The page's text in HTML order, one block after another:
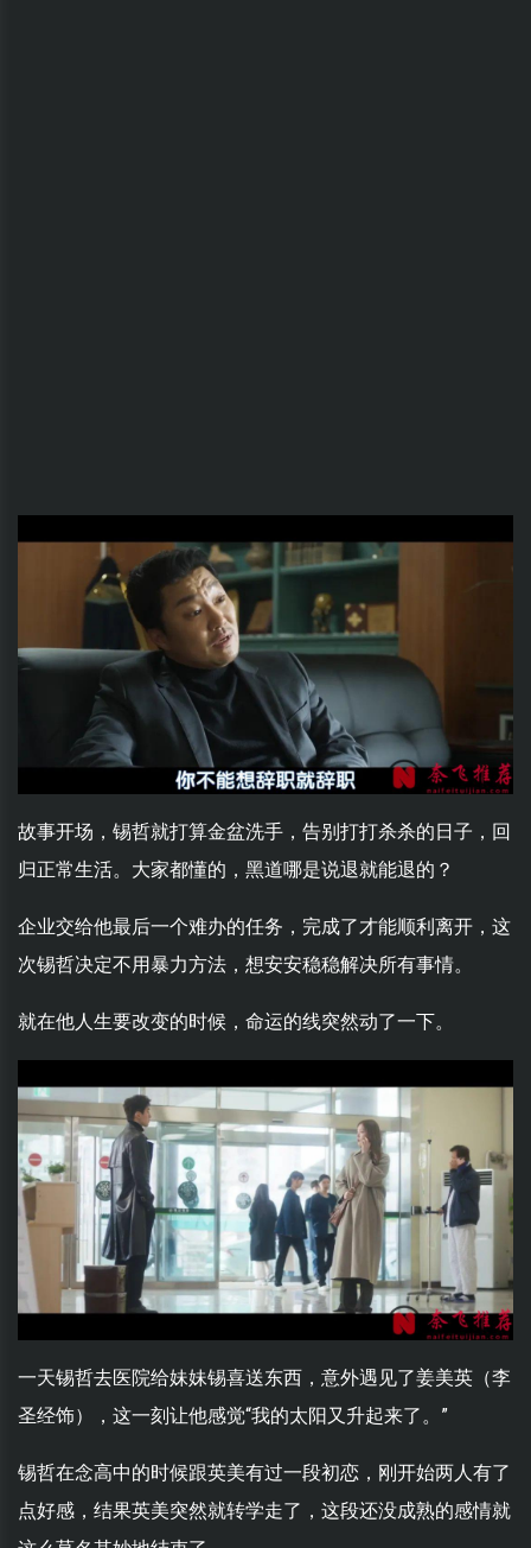
故事开场，锡哲就打算金盆洗手，告别打打杀杀的日子，回
归正常生活。大家都懂的，黑道哪是说退就能退的？
企业交给他最后一个难办的任务，完成了才能顺利离开，这
次锡哲决定不用暴力方法，想安安稳稳解决所有事情。
就在他人生要改变的时候，命运的线突然动了一下。
一天锡哲去医院给妹妹锡喜送东西，意外遇见了姜美英（李
圣经饰），这一刻让他感觉“我的太阳又升起来了。”
锡哲在念高中的时候跟英美有过一段初恋，刚开始两人有了
点好感，结果英美突然就转学走了，这段还没成熟的感情就